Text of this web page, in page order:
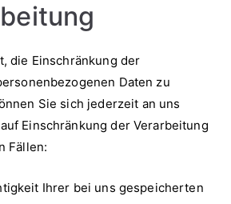
die Einschränkung der
Daten zu
Sie sich jederzeit an uns
Einschränkung der Verarbeitung
Fällen:
Ihrer bei uns gespeicherten